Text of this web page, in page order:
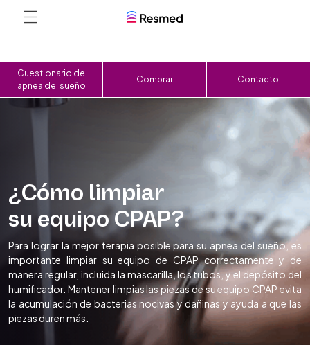
Cuestionario de
apnea del sueño
Comprar Contacto
¿Cómo limpiar
su equipo CPAP?
Para lograr la mejor terapia posible para su apnea del sueño, es
importante limpiar su equipo de CPAP correctamente y de
manera regular, incluida la mascarilla, los tubos, y el depósito del
humificador. Mantener limpias las piezas de su equipo CPAP evita
la acumulación de bacterias nocivas y dañinas y ayuda a que las
piezas duren más.